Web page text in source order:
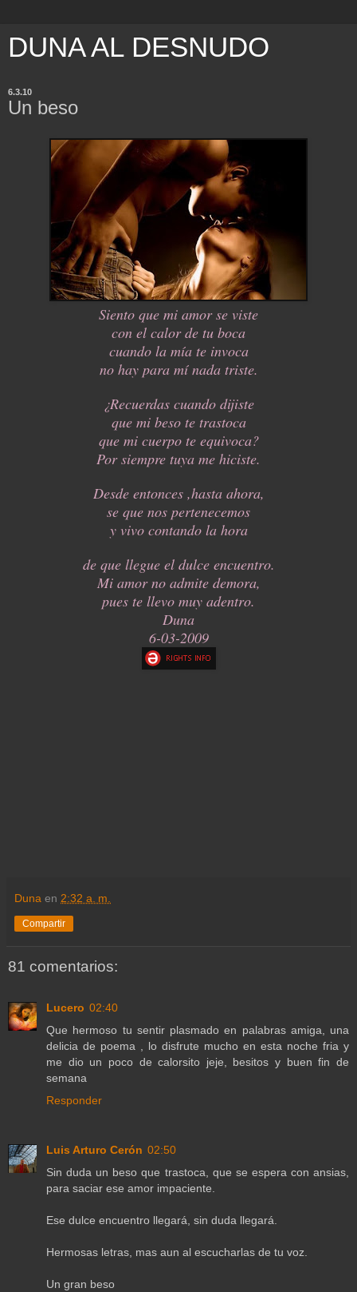
DUNA AL DESNUDO
6.3.10
Un beso
Siento que mi amor se viste
con el calor de tu boca
cuando la mía te invoca
no hay para mí nada triste.
¿Recuerdas cuando dijiste
que mi beso te trastoca
que mi cuerpo te equivoca?
Por siempre tuya me hiciste.
Desde entonces ,hasta ahora,
se que nos pertenecemos
y vivo contando la hora
de que llegue el dulce encuentro.
Mi amor no admite demora,
pues te llevo muy adentro.
Duna
6-03-2009
Duna en 2:32 a. m.
Compartir
81 comentarios:
Lucero 02:40
Que hermoso tu sentir plasmado en palabras amiga, una
delicia de poema , lo disfrute mucho en esta noche fria y
me dio un poco de calorsito jeje, besitos y buen fin de
semana
Responder
Luis Arturo Cerón 02:50
Sin duda un beso que trastoca, que se espera con ansias,
para saciar ese amor impaciente.
Ese dulce encuentro llegará, sin duda llegará.
Hermosas letras, mas aun al escucharlas de tu voz.
Un gran beso